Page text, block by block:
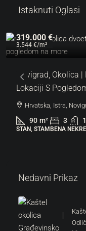
Istaknuti Oglasi
319.000 €
3.544 €/m²
Novigrad, Okolica
Lokaciji S
Hrvatska, Istra,
90 m² 3 1
STAN, STAMBENA
Nedavni Prikaz